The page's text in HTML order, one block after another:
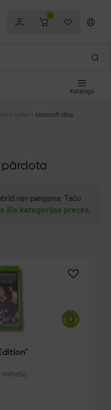
0
Katalogs
Xbox spēles
Microsoft Xbox O
pārdota
nav pieejama. Taču
šīs kategorijas preces.